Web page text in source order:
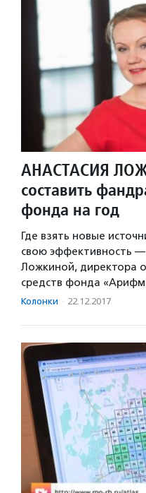
АНАСТАСИЯ
составить
фонда на год
Где взять новые
свою эффективность —
Ложкиной, директора
средств фонда
Колонки · 22.12.2017